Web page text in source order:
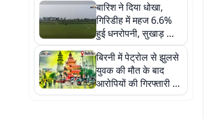
बारिश ने दिया धोखा,
गिरिडीह में महज 6.6%
हुई धनरोपनी, सुखाड़ का
खतरा
बिरनी में पेट्रोल से झुलसे
युवक की मौत के बाद
आरोपियों की गिरफ्तारी के
लिए पुलिस की छापेमारी